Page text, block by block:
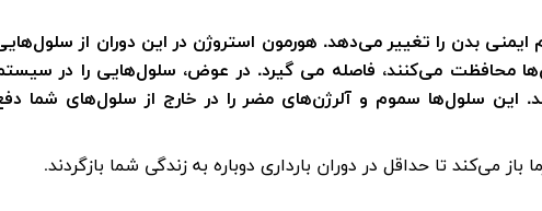
بدن را تغییر می‌دهد. هورمون استروژن در این دوران از
محافظت می‌کنند، فاصله می گیرد. در عوض، سلول‌هایی را در
این سلول‌ها سموم و آلرژن‌های مضر را در خارج از سلول‌های شما
می‌کند تا حداقل در دوران بارداری دوباره به زندگی شما بازگردند.